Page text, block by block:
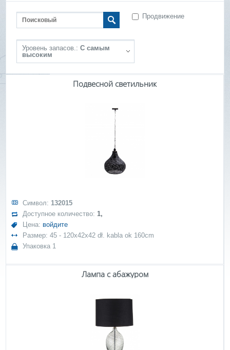
Продвижение
Уровень запасов.: С самым
высоким
Подвесной светильник
Символ: 132015
Доступное количество:1,
Цена: войдите
Размер: 45 - 120x42x42 dł. kabla ok 160cm
Упаковка 1
Лампа с абажуром